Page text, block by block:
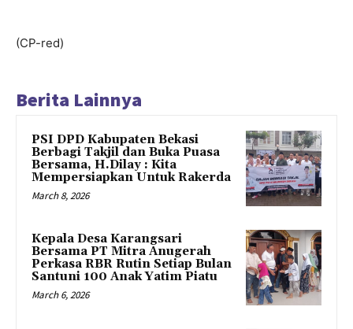
(CP-red)
Berita Lainnya
PSI DPD Kabupaten Bekasi
Berbagi Takjil dan Buka Puasa
Bersama, H.Dilay : Kita
Mempersiapkan Untuk Rakerda
March 8, 2026
Kepala Desa Karangsari
Bersama PT Mitra Anugerah
Perkasa RBR Rutin Setiap Bulan
Santuni 100 Anak Yatim Piatu
March 6, 2026